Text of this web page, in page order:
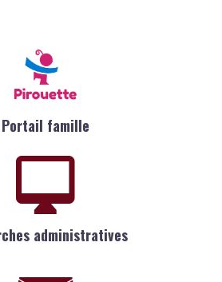
Portail famille
administratives